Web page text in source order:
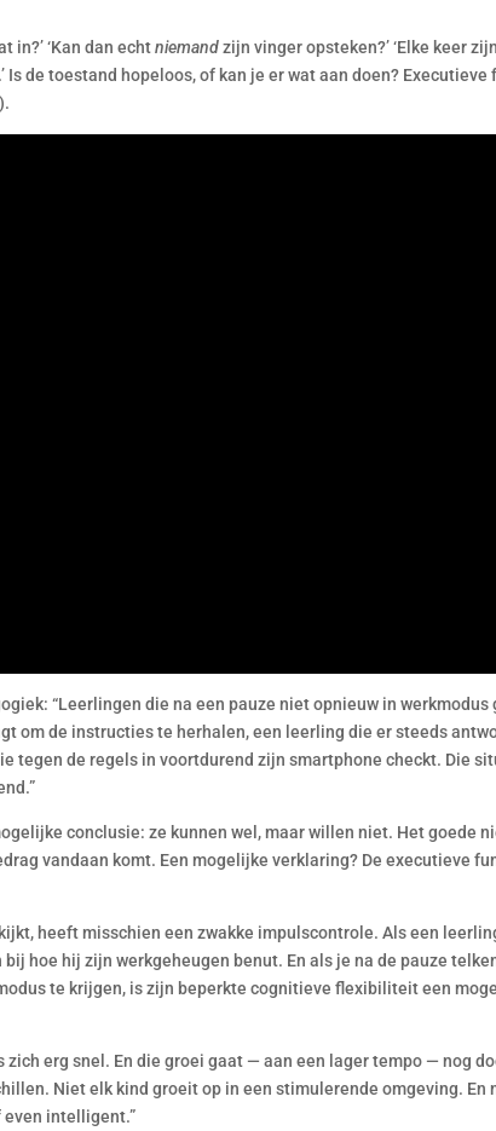
in?’ ‘Kan dan echtniemandzijn vinger opsteken?’ ‘Elke keer
de toestand hopeloos, of kan je er wat aan doen? Executieve
“Leerlingen die na een pauze niet opnieuw in werkmodus
om de instructies te herhalen, een leerling die er steeds
tegen de regels in voortdurend zijn smartphone checkt. Die
conclusie: ze kunnen wel, maar willen niet. Het goede
vandaan komt. Een mogelijke verklaring? De executieve
heeft misschien een zwakke impulscontrole. Als een
hoe hij zijn werkgeheugen benut. En als je na de pauze
te krijgen, is zijn beperkte cognitieve flexibiliteit een
erg snel. En die groei gaat — aan een lager tempo — nog
Niet elk kind groeit op in een stimulerende omgeving. En
intelligent.”